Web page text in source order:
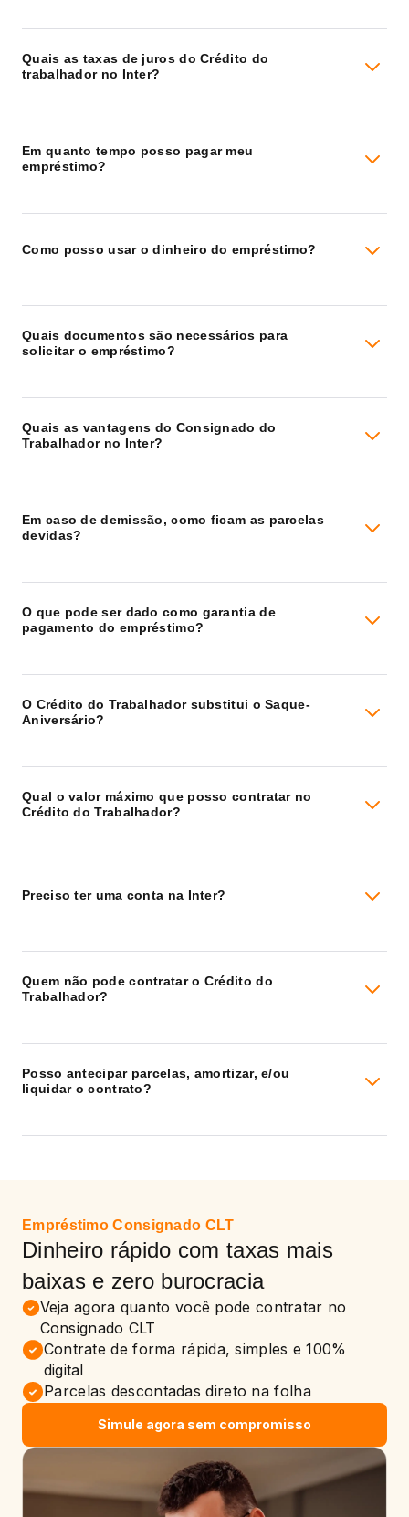
Quais as taxas de juros do Crédito do
trabalhador no Inter?
Em quanto tempo posso pagar meu
empréstimo?
Como posso usar o dinheiro do empréstimo?
Quais documentos são necessários para
solicitar o empréstimo?
Quais as vantagens do Consignado do
Trabalhador no Inter?
Em caso de demissão, como ficam as parcelas
devidas?
O que pode ser dado como garantia de
pagamento do empréstimo?
O Crédito do Trabalhador substitui o Saque-
Aniversário?
Qual o valor máximo que posso contratar no
Crédito do Trabalhador?
Preciso ter uma conta na Inter?
Quem não pode contratar o Crédito do
Trabalhador?
Posso antecipar parcelas, amortizar, e/ou
liquidar o contrato?
Empréstimo Consignado CLT
Dinheiro rápido com taxas mais
baixas e zero burocracia
Veja agora quanto você pode contratar no
Consignado CLT
Contrate de forma rápida, simples e 100%
digital
Parcelas descontadas direto na folha
Simule agora sem compromisso